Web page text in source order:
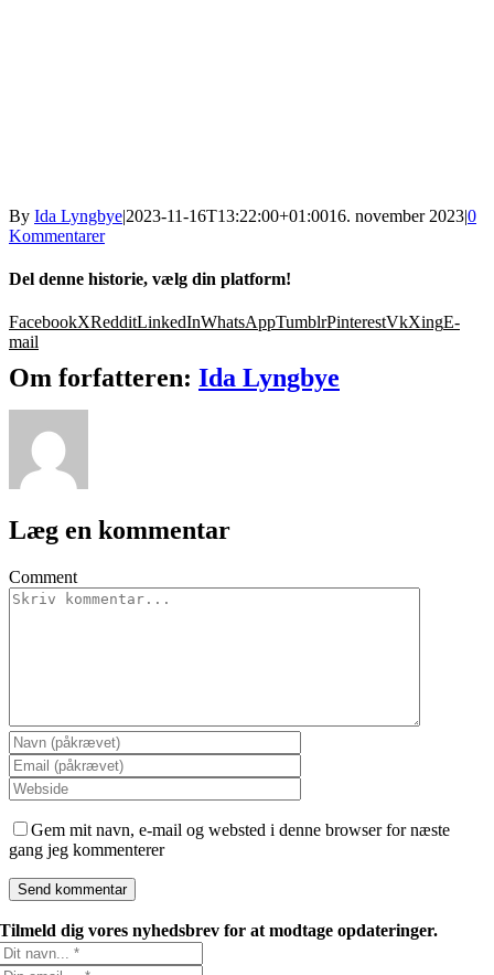
By Ida Lyngbye|2023-11-16T13:22:00+01:0016. november 2023|0
Kommentarer
Del denne historie, vælg din platform!
FacebookXRedditLinkedInWhatsAppTumblrPinterestVkXingE-
mail
Om forfatteren: Ida Lyngbye
Læg en kommentar
Comment
Gem mit navn, e-mail og websted i denne browser for næste
gang jeg kommenterer
Tilmeld dig vores nyhedsbrev for at modtage opdateringer.